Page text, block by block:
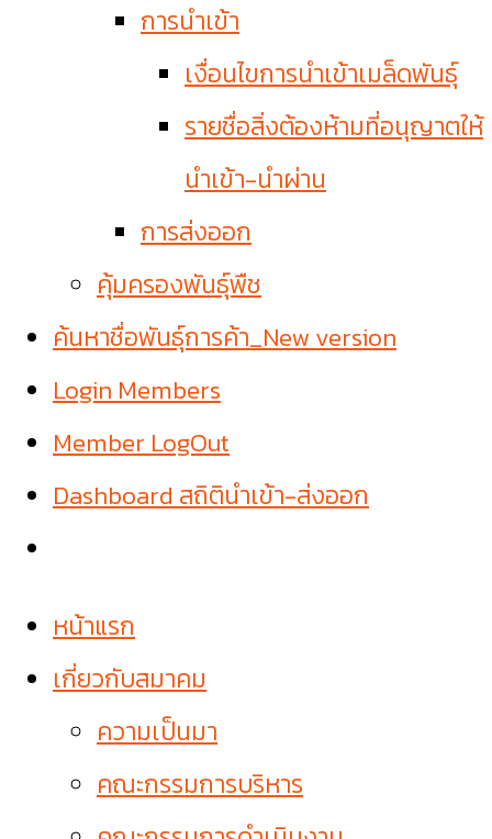
การนำเข้า
เงื่อนไขการนำเข้าเมล็ดพันธุ์
รายชื่อสิ่งต้องห้ามที่อนุญาตให้
นำเข้า-นำผ่าน
การส่งออก
คุ้มครองพันธุ์พืช
ค้นหาชื่อพันธุ์การค้า_New version
Login Members
Member LogOut
Dashboard สถิตินำเข้า-ส่งออก
หน้าแรก
เกี่ยวกับสมาคม
ความเป็นมา
คณะกรรมการบริหาร